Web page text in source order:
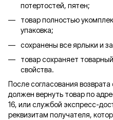
потертостей, пятен;
товар полностью
упаковка;
сохранены все ярлыки и
товар сохраняет
свойства.
После согласования
должен вернуть товар по
16, или службой экспресс-
реквизитам получателя,